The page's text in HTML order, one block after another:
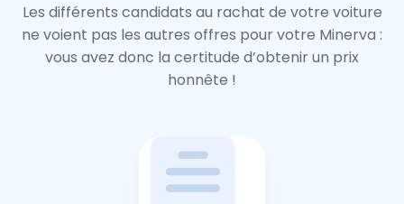
Les différents candidats au rachat de votre voiture
ne voient pas les autres offres pour votre Minerva :
vous avez donc la certitude d’obtenir un prix
honnête !